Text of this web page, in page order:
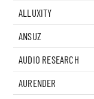
ALLUXITY
ANSUZ
AUDIO RESEARCH
AURENDER